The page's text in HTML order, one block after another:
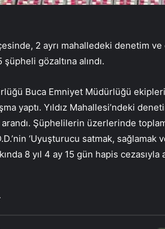
2 ayrı mahalledeki denetim
gözaltına alındı.
Buca Emniyet Müdürlüğü
yaptı. Yıldız Mahallesi’ndeki
arandı. Şüphelilerin üzerlerinde
‘Uyuşturucu satmak, sağlamak
8 yıl 4 ay 15 gün hapis